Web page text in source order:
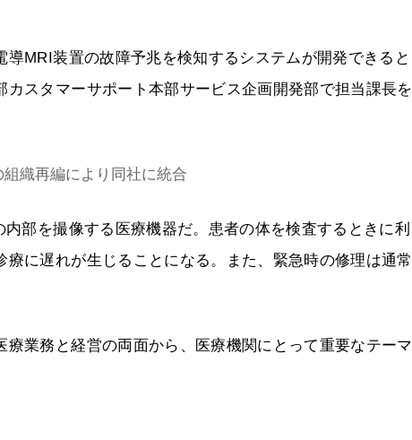
導MRI装置の故障予兆を検知するシステムが開発できると
スタマーサポート本部サービス企画開発部で担当課長を
織再編により同社に統合
部を撮像する医療機器だ。患者の体を検査するときに利
に遅れが生じることになる。また、緊急時の修理は通常
業務と経営の両面から、医療機関にとって重要なテーマ